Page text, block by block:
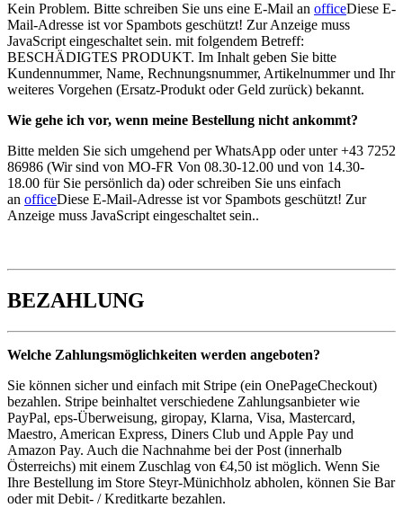
Kein Problem. Bitte schreiben Sie uns eine E-Mail an officeDiese E-
Mail-Adresse ist vor Spambots geschützt! Zur Anzeige muss
JavaScript eingeschaltet sein. mit folgendem Betreff:
BESCHÄDIGTES PRODUKT. Im Inhalt geben Sie bitte
Kundennummer, Name, Rechnungsnummer, Artikelnummer und Ihr
weiteres Vorgehen (Ersatz-Produkt oder Geld zurück) bekannt.
Wie gehe ich vor, wenn meine Bestellung nicht ankommt?
Bitte melden Sie sich umgehend per WhatsApp oder unter +43 7252
86986 (Wir sind von MO-FR Von 08.30-12.00 und von 14.30-
18.00 für Sie persönlich da) oder schreiben Sie uns einfach
an officeDiese E-Mail-Adresse ist vor Spambots geschützt! Zur
Anzeige muss JavaScript eingeschaltet sein..
BEZAHLUNG
Welche Zahlungsmöglichkeiten werden angeboten?
Sie können sicher und einfach mit Stripe (ein OnePageCheckout)
bezahlen. Stripe beinhaltet verschiedene Zahlungsanbieter wie
PayPal, eps-Überweisung, giropay, Klarna, Visa, Mastercard,
Maestro, American Express, Diners Club und Apple Pay und
Amazon Pay. Auch die Nachnahme bei der Post (innerhalb
Österreichs) mit einem Zuschlag von €4,50 ist möglich. Wenn Sie
Ihre Bestellung im Store Steyr-Münichholz abholen, können Sie Bar
oder mit Debit- / Kreditkarte bezahlen.